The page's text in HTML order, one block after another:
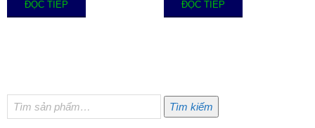
ĐỌC TIẾP ĐỌC TIẾP
Tìm
kiếm:
Tìm kiếm